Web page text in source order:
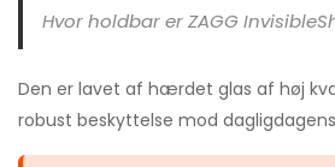
Hvor holdbar er ZAGG
Den er lavet af hærdet glas af høj
robust beskyttelse mod